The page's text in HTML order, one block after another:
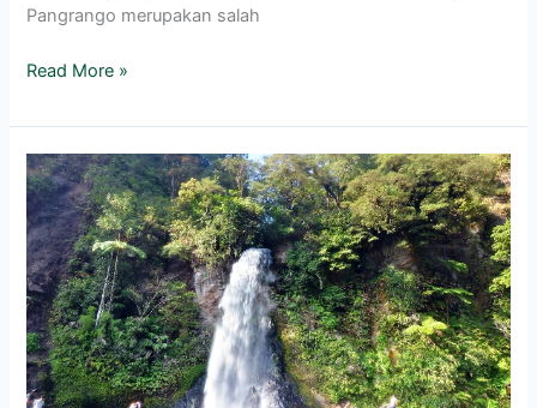
Pangrango merupakan salah
Read More »
Air
Terjun
/
Curug
Cibeureum